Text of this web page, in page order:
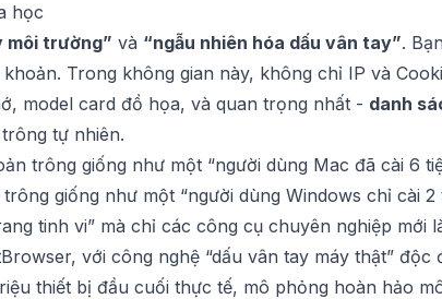
học
môi trường” và “ngẫu nhiên hóa dấu vân tay”.
Trong không gian này, không chỉ IP và
model card đồ họa, và quan trọng nhất - danh
tự nhiên.
trông giống như một “người dùng Mac đã cài 6
giống như một “người dùng Windows chỉ cài 2
tinh vi” mà chỉ các công cụ chuyên nghiệp mới
, với công nghệ “dấu vân tay máy thật”
thiết bị đầu cuối thực tế, mô phỏng hoàn hảo